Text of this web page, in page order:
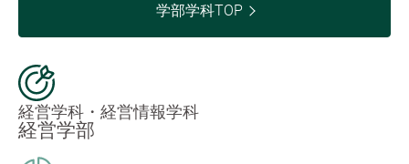
学部学科TOP
経営学科・経営情報学科
経営学部